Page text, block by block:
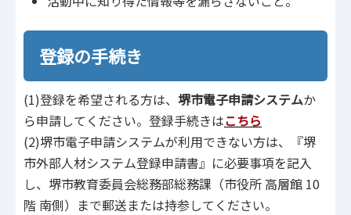
登録の手続き
(1)登録を希望される方は、 堺市電子申請システムか
ら申請してください。登録手続きはこちら
(2)堺市電子申請システムが利用できない方は、『堺
市外部人材システム登録申請書』に必要事項を記入
し、堺市教育委員会総務部総務課（市役所 高層館 10
階 南側）まで郵送または持参してください。